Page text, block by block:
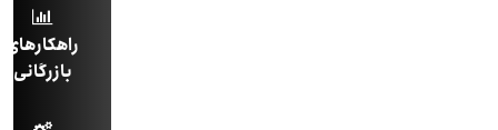
راهکارهای
بازرگانی